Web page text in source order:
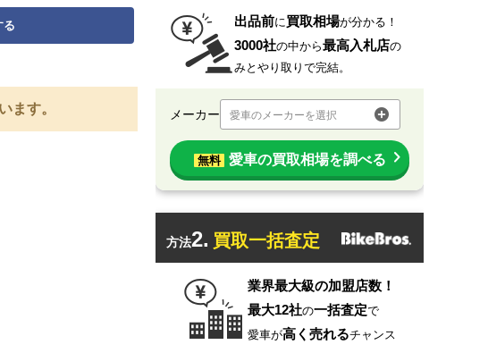
る
ます。
出品前に買取相場が分かる！
3000社の中から最高入札店の
みとやり取りで完結。
メーカー 愛車のメーカーを選択
無料 愛車の買取相場を調べる
方法2. 買取一括査定
業界最大級の加盟店数！
最大12社の一括査定で
愛車が高く売れるチャンス